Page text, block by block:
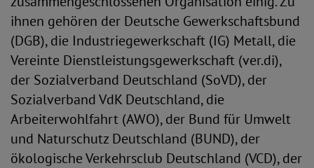
ihnen gehören der Deutsche Gewerkschaftsbund
(DGB), die Industriegewerkschaft (IG) Metall, die
Vereinte Dienstleistungsgewerkschaft (ver.di),
der Sozialverband Deutschland (SoVD), der
Sozialverband VdK Deutschland, die
Arbeiterwohlfahrt (AWO), der Bund für Umwelt
und Naturschutz Deutschland (BUND), der
ökologische Verkehrsclub Deutschland (VCD), der